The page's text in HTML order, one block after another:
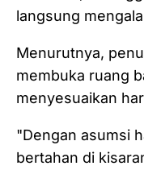
langsung
Menurutnya,
membuka ruang
menyesuaikan
"Dengan asumsi
bertahan di